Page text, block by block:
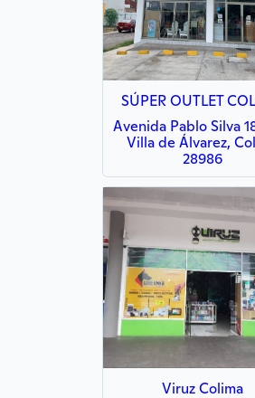
SÚPER OUTLET
Avenida Pablo Silva
Villa de Álvarez,
28986
Viruz Colima